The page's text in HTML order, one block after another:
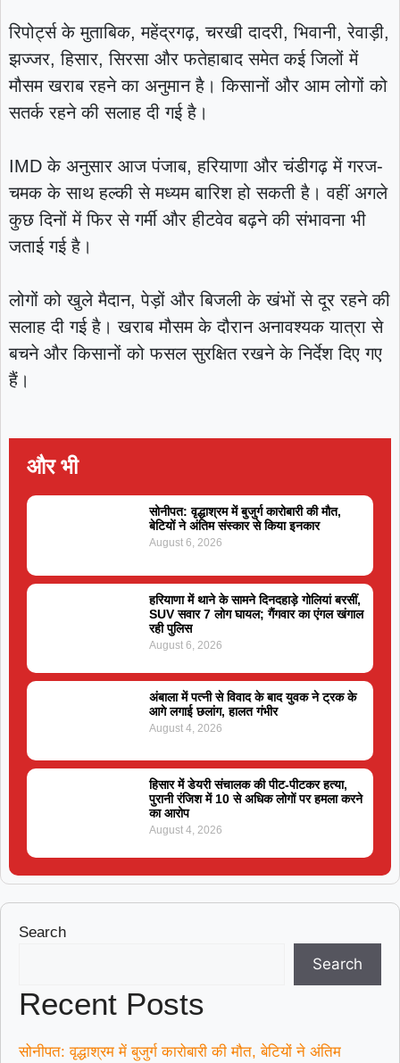
रिपोर्ट्स के मुताबिक, महेंद्रगढ़, चरखी दादरी, भिवानी, रेवाड़ी,
झज्जर, हिसार, सिरसा और फतेहाबाद समेत कई जिलों में
मौसम खराब रहने का अनुमान है। किसानों और आम लोगों को
सतर्क रहने की सलाह दी गई है।
IMD के अनुसार आज पंजाब, हरियाणा और चंडीगढ़ में गरज-
चमक के साथ हल्की से मध्यम बारिश हो सकती है। वहीं अगले
कुछ दिनों में फिर से गर्मी और हीटवेव बढ़ने की संभावना भी
जताई गई है।
लोगों को खुले मैदान, पेड़ों और बिजली के खंभों से दूर रहने की
सलाह दी गई है। खराब मौसम के दौरान अनावश्यक यात्रा से
बचने और किसानों को फसल सुरक्षित रखने के निर्देश दिए गए
हैं।
और भी
सोनीपत: वृद्धाश्रम में बुजुर्ग कारोबारी की मौत,
बेटियों ने अंतिम संस्कार से किया इनकार
August 6, 2026
हरियाणा में थाने के सामने दिनदहाड़े गोलियां बरसीं,
SUV सवार 7 लोग घायल; गैंगवार का एंगल खंगाल
रही पुलिस
August 6, 2026
अंबाला में पत्नी से विवाद के बाद युवक ने ट्रक के
आगे लगाई छलांग, हालत गंभीर
August 4, 2026
हिसार में डेयरी संचालक की पीट-पीटकर हत्या,
पुरानी रंजिश में 10 से अधिक लोगों पर हमला करने
का आरोप
August 4, 2026
Search
Search
Recent Posts
सोनीपत: वृद्धाश्रम में बुजुर्ग कारोबारी की मौत, बेटियों ने अंतिम